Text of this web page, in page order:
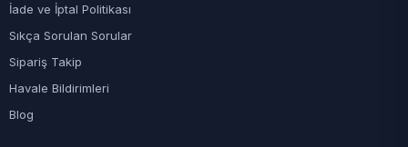
İade ve İptal Politikası
Sıkça Sorulan Sorular
Sipariş Takip
Havale Bildirimleri
Blog